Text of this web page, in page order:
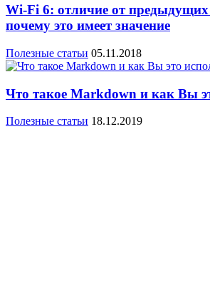
Wi-Fi 6: отличие от предыдущих
почему это имеет значение
Полезные статьи 05.11.2018
Что такое Markdown и как Вы
Полезные статьи 18.12.2019